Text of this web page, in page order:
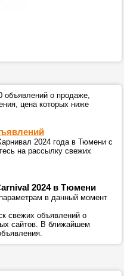
объявлений о продаже,
цена которых ниже
2024 года в Тюмени с
на рассылку свежих
2024 в Тюмени
в данный момент
свежих объявлений о
сайтов. В ближайшем